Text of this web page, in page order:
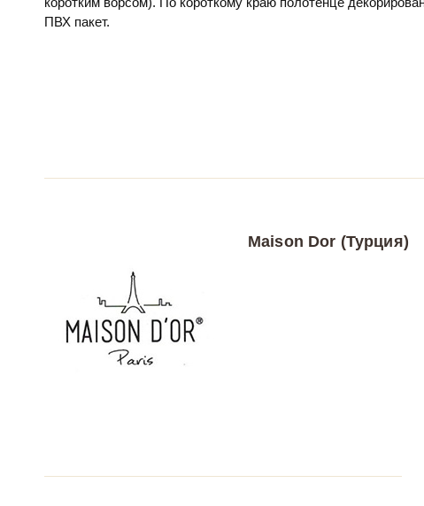
ПВХ пакет.
Maison Dor (Турция)